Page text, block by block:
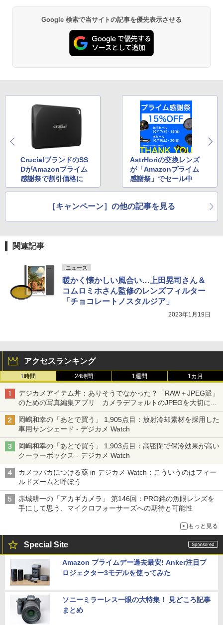
Google 検索で当サイトの記事を優先表示させる
CrucialブランドのSS
DがAmazonプライム
感謝祭で割引価格に
AstrHoriの交換レンズ
が「Amazonプライム
感謝祭」でセール中
［キャンペーン］の他の記事を見る
関連記事
ニュース
暖かく懐かしい風合い…上田晃司さん＆
コムロミホさん監修のレンズフィルター
「チョコレートノスタルジア」
2023年1月19日
アクセスランキング
1時間 24時間 1週間 1カ月
デジカメアイテム丼：ありそうでなかった？「RAW＋JPEG派」
のための写真編集アプリ カメラデフォルトのJPEGを大切にす
る「Filmator」
岡嶋和幸の「あとで買う」 1,905点目：放射冷却素材を採用した
車用サンシェード - デジカメ Watch
岡嶋和幸の「あとで買う」 1,903点目：高密閉で保冷効果が高い
クーラーボックス - デジカメ Watch
カメラバカにつける薬 in デジカメ Watch：こういうのはフィー
ルドズームと呼ぼう
赤城耕一の「アカギカメラ」 第146回：PRO銘の魚眼レンズを
手にして思う、マイクロフォーサーズへの期待と可能性
もっと見る
Special Site
Amazon プライムデー過去最安! Anker注目プ
ロジェクター3モデルを使ってみた
ソニーミラーレス一眼の大特集！ 見どころ記事
まとめ